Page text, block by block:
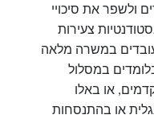
ולשפר את סיכויי
צעירות
במשרה מלאה
במסלול
או באלו
או בהתנסחות